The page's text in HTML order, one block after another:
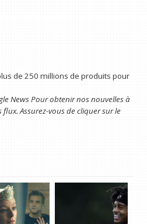
de 250 millions de produits pour
News Pour obtenir nos nouvelles à
flux. Assurez-vous de cliquer sur le